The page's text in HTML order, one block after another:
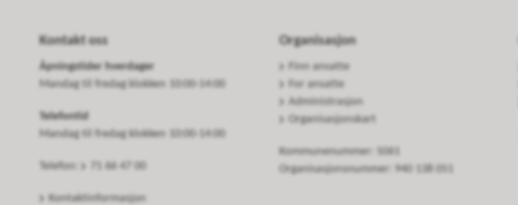
Kontakt oss
Åpningstider hverdager
Mandag til fredag klokken 10:00-14:00
Telefontid
Mandag til fredag klokken 10:00-14:00
Telefon: 71 66 47 00
Kontaktinformasjon
Organisasjon
Finn ansatte
For ansatte
Administrasjon
Organisasjonskart
Kommunenummer: 5061
Organisasjonsnummer: 940 138 051